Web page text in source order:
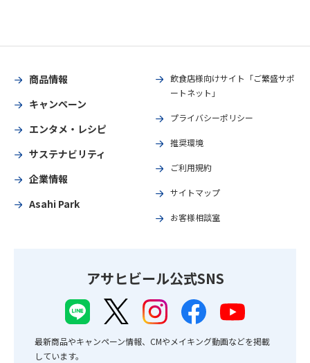
商品情報
キャンペーン
エンタメ・レシピ
サステナビリティ
企業情報
Asahi Park
飲食店様向けサイト「ご繁盛サポ
ートネット」
プライバシーポリシー
推奨環境
ご利用規約
サイトマップ
お客様相談室
アサヒビール公式SNS
最新商品やキャンペーン情報、CMやメイキング動画などを掲載
しています。